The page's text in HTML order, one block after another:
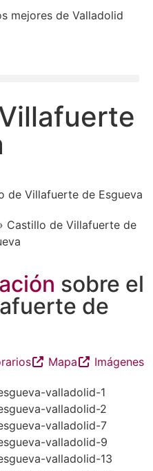
mejores de Valladolid
de Villafuerte de Esgueva
Castillo de Villafuerte de
sobre el
de
Mapa Imágenes